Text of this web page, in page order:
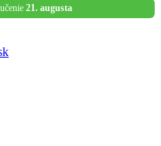
21. augusta